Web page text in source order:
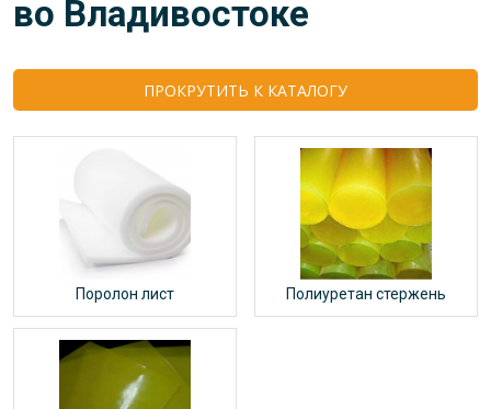
во Владивостоке
ПРОКРУТИТЬ К КАТАЛОГУ
Поролон лист Полиуретан стержень